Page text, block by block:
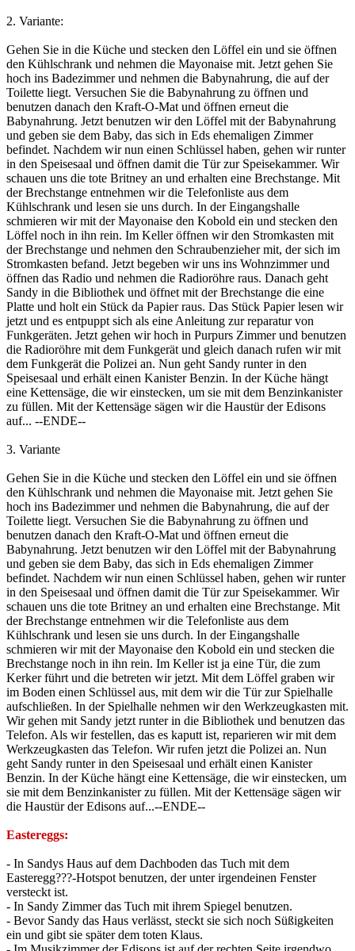
2. Variante:
Gehen Sie in die Küche und stecken den Löffel ein und sie öffnen
den Kühlschrank und nehmen die Mayonaise mit. Jetzt gehen Sie
hoch ins Badezimmer und nehmen die Babynahrung, die auf der
Toilette liegt. Versuchen Sie die Babynahrung zu öffnen und
benutzen danach den Kraft-O-Mat und öffnen erneut die
Babynahrung. Jetzt benutzen wir den Löffel mit der Babynahrung
und geben sie dem Baby, das sich in Eds ehemaligen Zimmer
befindet. Nachdem wir nun einen Schlüssel haben, gehen wir runter
in den Speisesaal und öffnen damit die Tür zur Speisekammer. Wir
schauen uns die tote Britney an und erhalten eine Brechstange. Mit
der Brechstange entnehmen wir die Telefonliste aus dem
Kühlschrank und lesen sie uns durch. In der Eingangshalle
schmieren wir mit der Mayonaise den Kobold ein und stecken den
Löffel noch in ihn rein. Im Keller öffnen wir den Stromkasten mit
der Brechstange und nehmen den Schraubenzieher mit, der sich im
Stromkasten befand. Jetzt begeben wir uns ins Wohnzimmer und
öffnen das Radio und nehmen die Radioröhre raus. Danach geht
Sandy in die Bibliothek und öffnet mit der Brechstange die eine
Platte und holt ein Stück da Papier raus. Das Stück Papier lesen wir
jetzt und es entpuppt sich als eine Anleitung zur reparatur von
Funkgeräten. Jetzt gehen wir hoch in Purpurs Zimmer und benutzen
die Radioröhre mit dem Funkgerät und gleich danach rufen wir mit
dem Funkgerät die Polizei an. Nun geht Sandy runter in den
Speisesaal und erhält einen Kanister Benzin. In der Küche hängt
eine Kettensäge, die wir einstecken, um sie mit dem Benzinkanister
zu füllen. Mit der Kettensäge sägen wir die Haustür der Edisons
auf... --ENDE--
3. Variante
Gehen Sie in die Küche und stecken den Löffel ein und sie öffnen
den Kühlschrank und nehmen die Mayonaise mit. Jetzt gehen Sie
hoch ins Badezimmer und nehmen die Babynahrung, die auf der
Toilette liegt. Versuchen Sie die Babynahrung zu öffnen und
benutzen danach den Kraft-O-Mat und öffnen erneut die
Babynahrung. Jetzt benutzen wir den Löffel mit der Babynahrung
und geben sie dem Baby, das sich in Eds ehemaligen Zimmer
befindet. Nachdem wir nun einen Schlüssel haben, gehen wir runter
in den Speisesaal und öffnen damit die Tür zur Speisekammer. Wir
schauen uns die tote Britney an und erhalten eine Brechstange. Mit
der Brechstange entnehmen wir die Telefonliste aus dem
Kühlschrank und lesen sie uns durch. In der Eingangshalle
schmieren wir mit der Mayonaise den Kobold ein und stecken die
Brechstange noch in ihn rein. Im Keller ist ja eine Tür, die zum
Kerker führt und die betreten wir jetzt. Mit dem Löffel graben wir
im Boden einen Schlüssel aus, mit dem wir die Tür zur Spielhalle
aufschließen. In der Spielhalle nehmen wir den Werkzeugkasten mit.
Wir gehen mit Sandy jetzt runter in die Bibliothek und benutzen das
Telefon. Als wir festellen, das es kaputt ist, reparieren wir mit dem
Werkzeugkasten das Telefon. Wir rufen jetzt die Polizei an. Nun
geht Sandy runter in den Speisesaal und erhält einen Kanister
Benzin. In der Küche hängt eine Kettensäge, die wir einstecken, um
sie mit dem Benzinkanister zu füllen. Mit der Kettensäge sägen wir
die Haustür der Edisons auf...--ENDE--
Eastereggs:
- In Sandys Haus auf dem Dachboden das Tuch mit dem
Easteregg???-Hotspot benutzen, der unter irgendeinen Fenster
versteckt ist.
- In Sandy Zimmer das Tuch mit ihrem Spiegel benutzen.
- Bevor Sandy das Haus verlässt, steckt sie sich noch Süßigkeiten
ein und gibt sie später dem toten Klaus.